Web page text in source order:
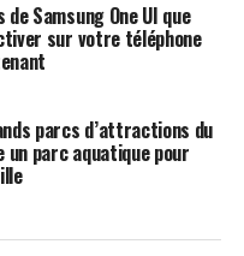
Samsung One UI que
sur votre téléphone
parcs d’attractions du
un parc aquatique pour